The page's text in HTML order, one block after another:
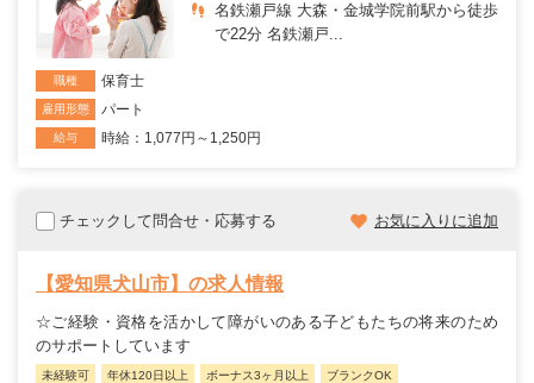
名鉄瀬戸線 大森・金城学院前駅から徒歩
で22分 名鉄瀬戸...
職種 保育士
雇用形態 パート
給与 時給：1,077円～1,250円
チェックして問合せ・応募する お気に入りに追加
【愛知県犬山市】の求人情報
☆ご経験・資格を活かして障がいのある子どもたちの将来のため
のサポートしています
未経験可 年休120日以上 ボーナス3ヶ月以上 ブランクOK